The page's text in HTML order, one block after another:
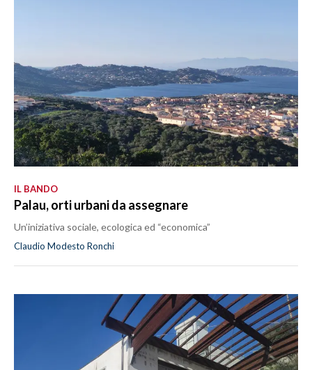
IL BANDO
Palau, orti urbani da assegnare
Un’iniziativa sociale, ecologica ed “economica”
Claudio Modesto Ronchi